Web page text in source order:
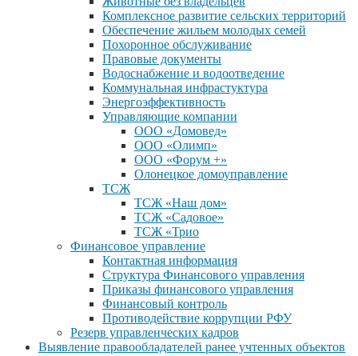
Комплексное развитие сельских территорий
Обеспечение жильем молодых семей
Похоронное обслуживание
Правовые документы
Водоснабжение и водоотведение
Коммунальная инфрастуктура
Энергоэффективность
Управляющие компании
ООО «Домовед»
ООО «Олимп»
ООО «Форум +»
Олонецкое домоуправление
ТСЖ
ТСЖ «Наш дом»
ТСЖ «Садовое»
ТСЖ «Трио
Финансовое управление
Контактная информация
Структура Финансового управления
Приказы финансового управления
Финансовый контроль
Противодействие коррупции РФУ
Резерв управленческих кадров
Выявление правообладателей ранее учтенных объектов